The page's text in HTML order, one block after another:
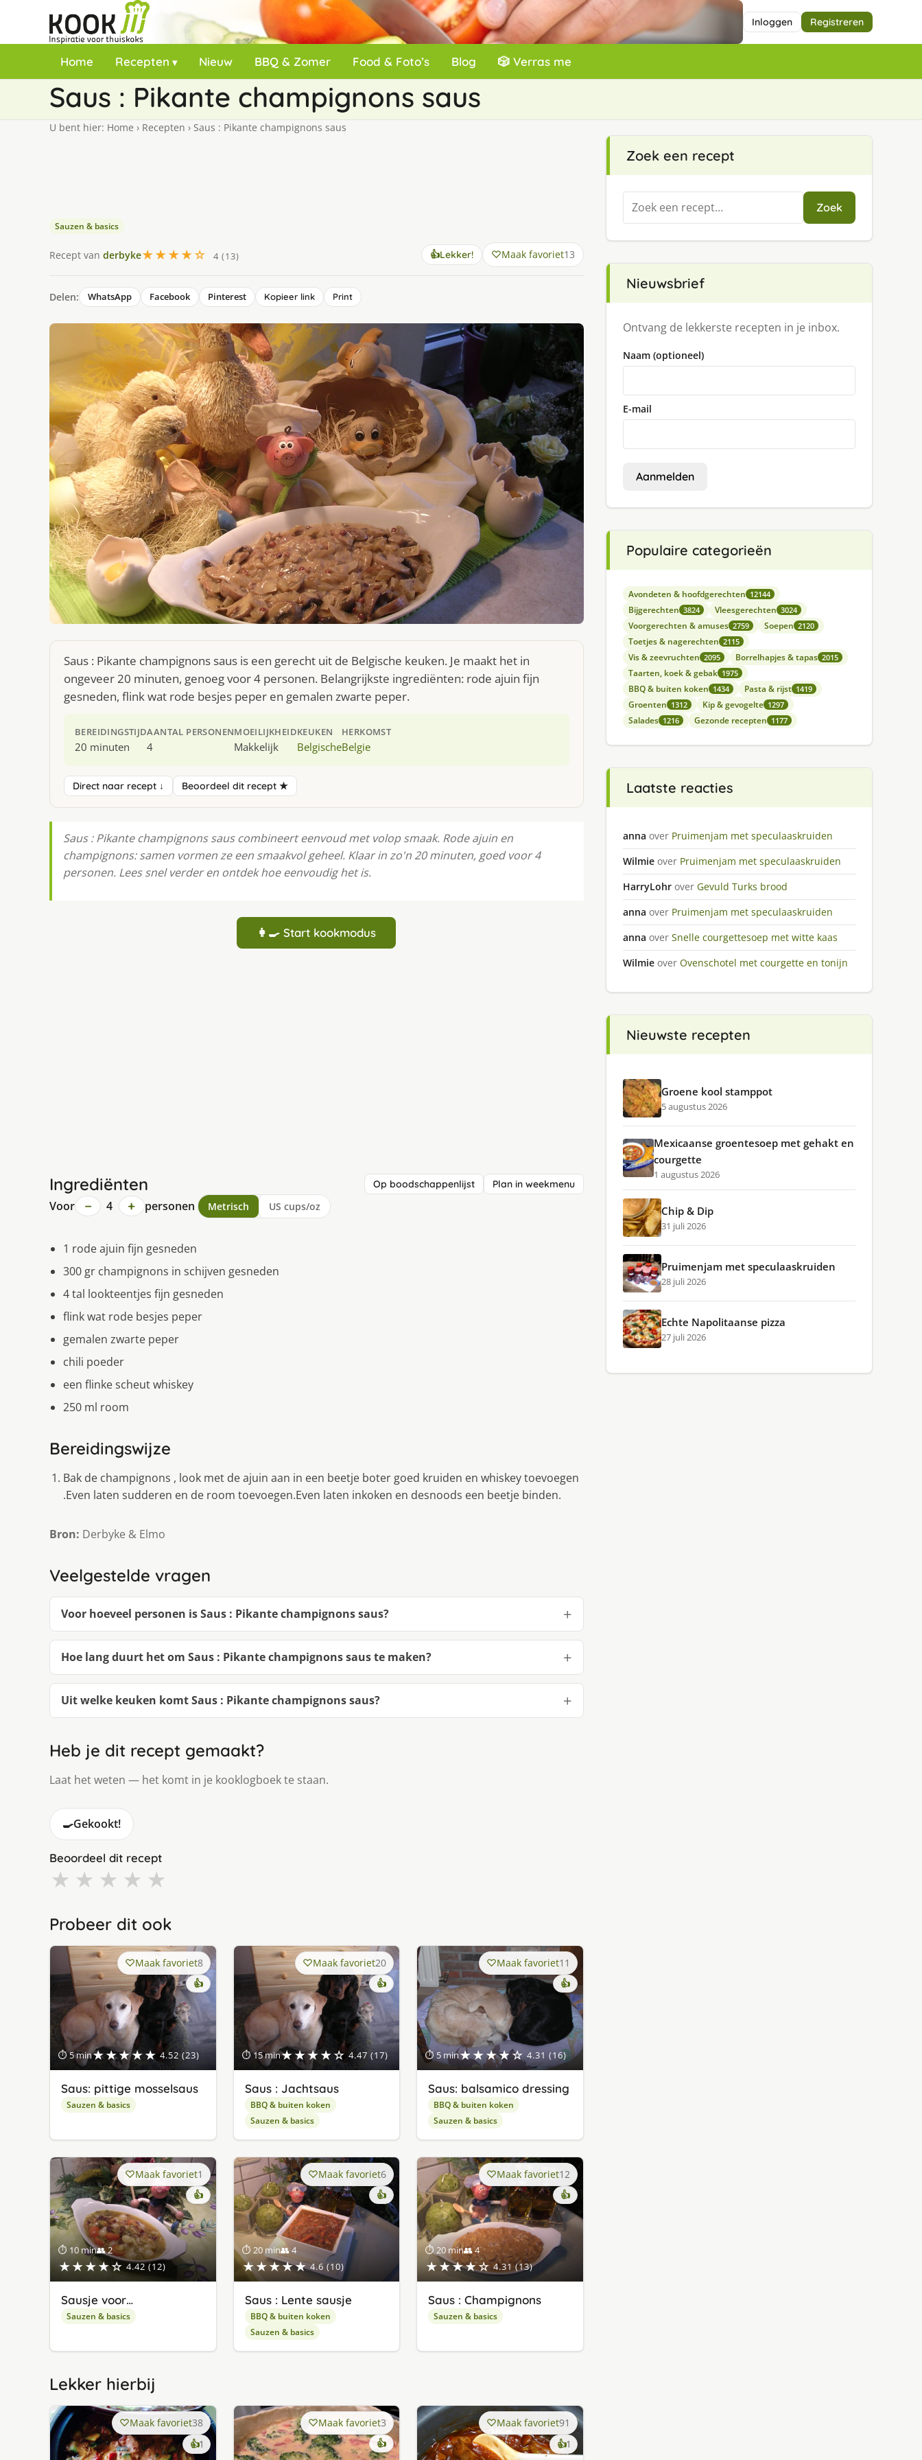
Inloggen Registreren
Home Recepten Nieuw BBQ & Zomer Food & Foto’s Blog 🎲 Verras me
Saus : Pikante champignons saus
U bent hier: Home › Recepten › Saus : Pikante champignons saus
Sauzen & basics
Recept van derbyke★★★★☆ 4 (13) 👍Lekker! Maak favoriet13
Delen: WhatsApp Facebook Pinterest Kopieer link Print
Saus : Pikante champignons saus is een gerecht uit de Belgische keuken. Je maakt het in
ongeveer 20 minuten, genoeg voor 4 personen. Belangrijkste ingrediënten: rode ajuin fijn
gesneden, flink wat rode besjes peper en gemalen zwarte peper.
BEREIDINGSTIJD
20 minuten
AANTAL PERSONEN
4
MOEILIJKHEID
Makkelijk
KEUKEN
Belgische
HERKOMST
Belgie
Direct naar recept ↓ Beoordeel dit recept ★
Saus : Pikante champignons saus combineert eenvoud met volop smaak. Rode ajuin en
champignons: samen vormen ze een smaakvol geheel. Klaar in zo'n 20 minuten, goed voor 4
personen. Lees snel verder en ontdek hoe eenvoudig het is.
👩‍🍳 Start kookmodus
Ingrediënten Op boodschappenlijst Plan in weekmenu
Voor − 4 + personen Metrisch US cups/oz
1 rode ajuin fijn gesneden
300 gr champignons in schijven gesneden
4 tal lookteentjes fijn gesneden
flink wat rode besjes peper
gemalen zwarte peper
chili poeder
een flinke scheut whiskey
250 ml room
Bereidingswijze
Bak de champignons , look met de ajuin aan in een beetje boter goed kruiden en whiskey toevoegen
.Even laten sudderen en de room toevoegen.Even laten inkoken en desnoods een beetje binden.
Bron: Derbyke & Elmo
Veelgestelde vragen
Voor hoeveel personen is Saus : Pikante champignons saus?
Hoe lang duurt het om Saus : Pikante champignons saus te maken?
Uit welke keuken komt Saus : Pikante champignons saus?
Heb je dit recept gemaakt?
Laat het weten — het komt in je kooklogboek te staan.
🍳Gekookt!
Beoordeel dit recept
★ ★ ★ ★ ★
Probeer dit ook
⏱ 5 min★★★★★ 4.52 (23)
Maak favoriet8
👍
Saus: pittige mosselsaus
Sauzen & basics
⏱ 15 min★★★★☆ 4.47 (17)
Maak favoriet20
👍
Saus : Jachtsaus
BBQ & buiten koken
Sauzen & basics
⏱ 5 min★★★★☆ 4.31 (16)
Maak favoriet11
👍
Saus: balsamico dressing
BBQ & buiten koken
Sauzen & basics
⏱ 10 min👥 2
★★★★☆ 4.42 (12)
Maak favoriet1
👍
Sausje voor…
Sauzen & basics
⏱ 20 min👥 4
★★★★★ 4.6 (10)
Maak favoriet6
👍
Saus : Lente sausje
BBQ & buiten koken
Sauzen & basics
⏱ 20 min👥 4
★★★★☆ 4.31 (13)
Maak favoriet12
👍
Saus : Champignons
Sauzen & basics
Lekker hierbij
Maak favoriet38
👍1keer
lekker
Maak favoriet3
👍
Maak favoriet91
👍1keer
lekker
Zoek een recept
Zoeken
naar:
Zoek
Nieuwsbrief
Ontvang de lekkerste recepten in je inbox.
Naam (optioneel)
E-mail
Aanmelden
Populaire categorieën
Avondeten & hoofdgerechten 12144
Bijgerechten 3824 Vleesgerechten 3024
Voorgerechten & amuses 2759 Soepen 2120
Toetjes & nagerechten 2115
Vis & zeevruchten 2095 Borrelhapjes & tapas 2015
Taarten, koek & gebak 1975
BBQ & buiten koken 1434 Pasta & rijst 1419
Groenten 1312 Kip & gevogelte 1297
Salades 1216 Gezonde recepten 1177
Laatste reacties
anna over Pruimenjam met speculaaskruiden
Wilmie over Pruimenjam met speculaaskruiden
HarryLohr over Gevuld Turks brood
anna over Pruimenjam met speculaaskruiden
anna over Snelle courgettesoep met witte kaas
Wilmie over Ovenschotel met courgette en tonijn
Nieuwste recepten
Groene kool stamppot
5 augustus 2026
Mexicaanse groentesoep met gehakt en
courgette
1 augustus 2026
Chip & Dip
31 juli 2026
Pruimenjam met speculaaskruiden
28 juli 2026
Echte Napolitaanse pizza
27 juli 2026